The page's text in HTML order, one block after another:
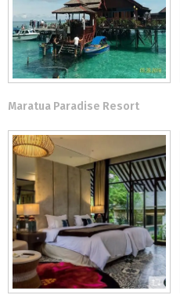
Maratua Paradise Resort